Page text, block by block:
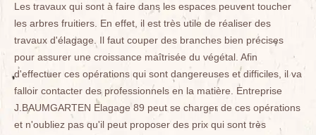
Les travaux qui sont à faire dans les espaces peuvent toucher
les arbres fruitiers. En effet, il est très utile de réaliser des
travaux d'élagage. Il faut couper des branches bien précises
pour assurer une croissance maîtrisée du végétal. Afin
d'effectuer ces opérations qui sont dangereuses et difficiles, il va
falloir contacter des professionnels en la matière. Entreprise
J.BAUMGARTEN Elagage 89 peut se charger de ces opérations
et n'oubliez pas qu'il peut proposer des prix qui sont très